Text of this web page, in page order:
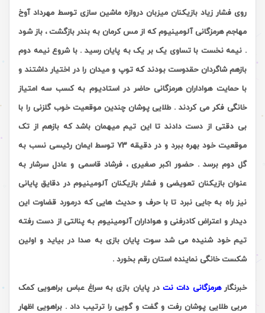
روی فشار زیاد بازیکنان میزبان دروازه ماشین سازی توسط مهرداد آوخ
مهاجم هرمزگانی آلومینیوم که از مس کرمان به بندر بازگشت ، باز شود
. نیمه نخست با تساوی یک بر یک به پایان رسید . با شروع نیمه دوم
بازهم شاگردان حقدوست بودند که توپ و میدان را در اختیار داشتند و
با حمایت هواداران هرمزگانی حاضر در استادیوم به کسب سه امتیاز
خانگی فکر می کردند . طلایی پوشان چندین موقعیت خوب گلزنی را با
بی دقتی از دست دادند تا این تیم میهمان باشد که بازهم از تک
موقعیت خود بهره ببرد و در دقیقه 73 توسط ایمان رئیسی نسب به
گل دوم برسد . حضور اکبر صغیری ، فرشاد قاسمی و عادل سرشار به
عنوان بازیکنان تعویضی و فشار بازیکنان آلومینیوم در دقایق پایانی
نیز راه به جایی نبرد تا با حرف و حدیث هایی که درمورد قضاوت این
دیدار و اعتراض کادرفنی و هواداران آلومینیوم به پنالتی از دست رفته
تیم خود شنیده می شد سوت پایان بازی به صدا در بیاید و اولین
شکست خانگی نماینده استان رقم بخورد .
خبرنگارهرمزگانی دات نتدر پایان بازی به سراغ عباس براهویی کمک
مربی طلایی پوشان رفت و گفت و گویی را ترتیب داد . براهویی اظهار